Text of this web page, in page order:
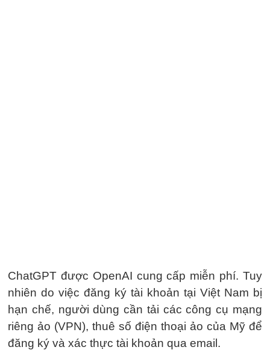
ChatGPT được OpenAI cung cấp miễn phí. Tuy
nhiên do việc đăng ký tài khoản tại Việt Nam bị
hạn chế, người dùng cần tải các công cụ mạng
riêng ảo (VPN), thuê số điện thoại ảo của Mỹ để
đăng ký và xác thực tài khoản qua email.